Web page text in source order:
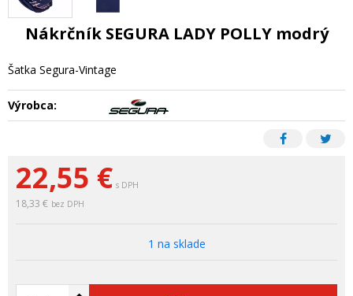
22,55 € s DPH
18,33 € bez DPH
1 na sklade
Nákrčník SEGURA LADY POLLY modrý
Šatka Segura-Vintage
Výrobca: